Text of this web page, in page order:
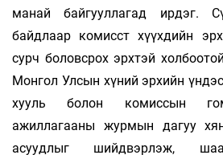
манай байгууллагад ирдэг.
байдлаар комисст хүүхдийн
сурч боловсрох эрхтэй
Монгол Улсын хүний эрхийн
хууль болон комиссын
ажиллагааны журмын дагуу
асуудлыг шийдвэрлэж,